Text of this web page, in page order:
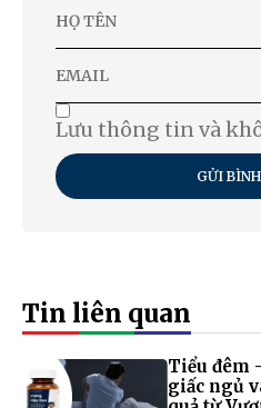
Lưu thông tin và
GỬI
Tin liên quan
Tiểu đêm
giấc ngủ